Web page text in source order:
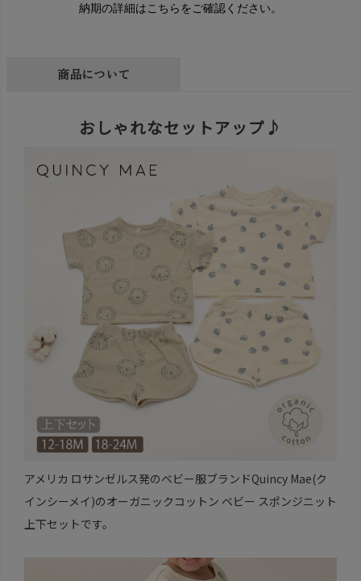
納期の詳細はこちらをご確認ください。
商品について
おしゃれなセットアップ♪
アメリカ ロサンゼルス発のベビー服ブランドQuincy Mae(ク
インシーメイ)のオーガニックコットン ベビー スポンジニット
上下セットです。